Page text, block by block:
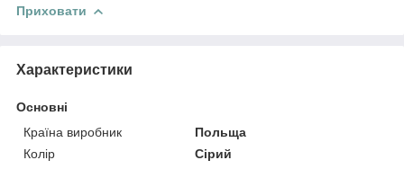
Приховати
Характеристики
Основні
Країна виробник
Польща
Колір
Сірий